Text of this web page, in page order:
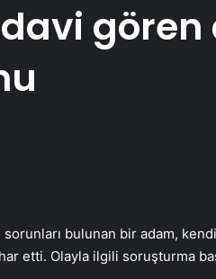
bulunan bir adam,
etti. Olayla ilgili soruşturma